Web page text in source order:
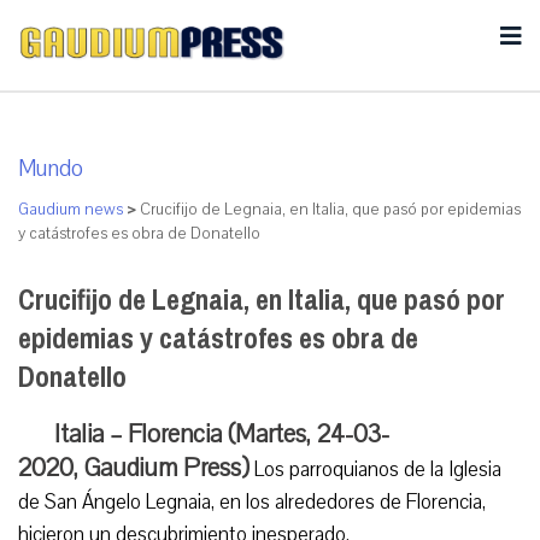
Mundo
Gaudium news > Crucifijo de Legnaia, en Italia, que pasó por epidemias
y catástrofes es obra de Donatello
Crucifijo de Legnaia, en Italia, que pasó por
epidemias y catástrofes es obra de
Donatello
Italia – Florencia (Martes, 24-03-
2020, Gaudium Press)Los parroquianos de la Iglesia
de San Ángelo Legnaia, en los alrededores de Florencia,